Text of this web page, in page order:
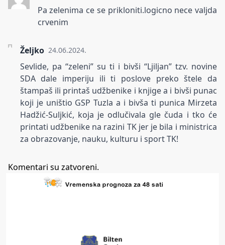
Pa zelenima ce se prikloniti.logicno nece valjda
crvenim
Željko 24.06.2024.
Sevlide, pa “zeleni” su ti i bivši “Ljiljan” tzv. novine
SDA dale imperiju ili ti poslove preko štele da
štampaš ili printaš udžbenike i knjige a i bivši punac
koji je uništio GSP Tuzla a i bivša ti punica Mirzeta
Hadžić-Suljkić, koja je odlučivala gle čuda i tko će
printati udžbenike na razini TK jer je bila i ministrica
za obrazovanje, nauku, kulturu i sport TK!
Komentari su zatvoreni.